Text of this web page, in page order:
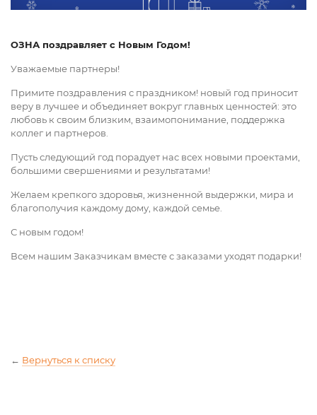
ОЗНА поздравляет с Новым Годом!
Уважаемые партнеры!
Примите поздравления с праздником! новый год приносит
веру в лучшее и объединяет вокруг главных ценностей: это
любовь к своим близким, взаимопонимание, поддержка
коллег и партнеров.
Пусть следующий год порадует нас всех новыми проектами,
большими свершениями и результатами!
Желаем крепкого здоровья, жизненной выдержки, мира и
благополучия каждому дому, каждой семье.
С новым годом!
Всем нашим Заказчикам вместе с заказами уходят подарки!
← Вернуться к списку